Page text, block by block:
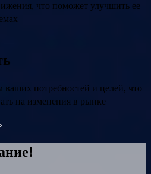
что поможет улучшить ее
ваших потребностей и целей, что
на изменения в рынке